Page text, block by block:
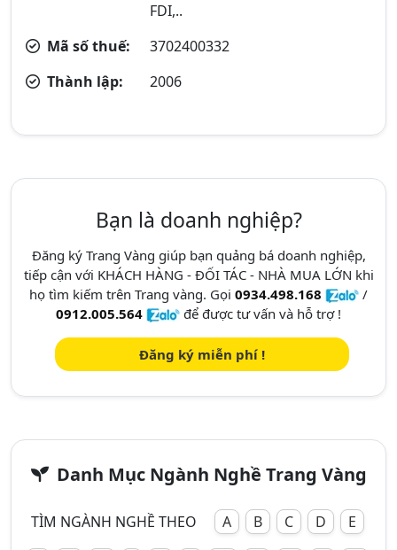
FDI,..
Mã số thuế:
3702400332
Thành lập:
2006
Bạn là doanh nghiệp?
Đăng ký Trang Vàng giúp bạn quảng bá doanh nghiệp,
tiếp cận với KHÁCH HÀNG - ĐỐI TÁC - NHÀ MUA LỚN khi
họ tìm kiếm trên Trang vàng. Gọi 0934.498.168
/
0912.005.564
để được tư vấn và hỗ trợ !
Đăng ký miễn phí !
Danh Mục Ngành Nghề Trang Vàng
TÌM NGÀNH NGHỀ THEO A B C D
E